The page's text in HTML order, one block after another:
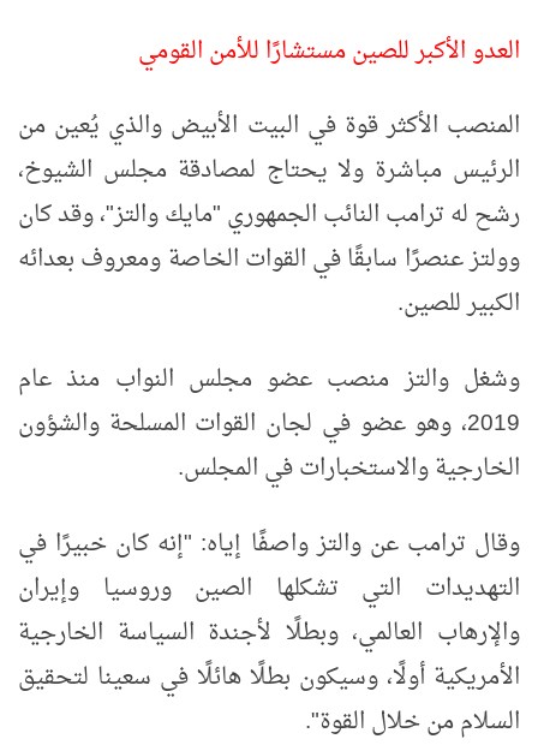
العدو الأكبر للصين مستشارًا للأمن القومي
المنصب الأكثر قوة في البيت الأبيض والذي يُعين من
الرئيس مباشرة ولا يحتاج لمصادقة مجلس الشيوخ،
رشح له ترامب النائب الجمهوري "مايك والتز"، وقد كان
وولتز عنصرًا سابقًا في القوات الخاصة ومعروف بعدائه
الكبير للصين.
وشغل والتز منصب عضو مجلس النواب منذ عام
2019، وهو عضو في لجان القوات المسلحة والشؤون
الخارجية والاستخبارات في المجلس.
وقال ترامب عن والتز واصفًا إياه: "إنه كان خبيرًا في
التهديدات التي تشكلها الصين وروسيا وإيران
والإرهاب العالمي، وبطلًا لأجندة السياسة الخارجية
الأمريكية أولًا، وسيكون بطلًا هائلًا في سعينا لتحقيق
السلام من خلال القوة".